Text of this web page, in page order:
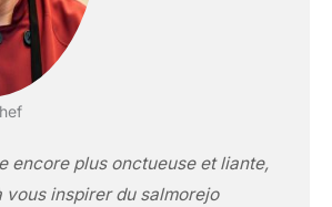
encore plus onctueuse et liante,
vous inspirer du salmorejo